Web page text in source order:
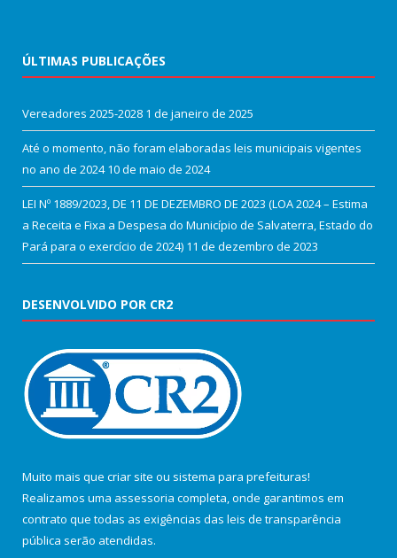
ÚLTIMAS PUBLICAÇÕES
Vereadores 2025-2028 1 de janeiro de 2025
Até o momento, não foram elaboradas leis municipais vigentes
no ano de 2024 10 de maio de 2024
LEI Nº 1889/2023, DE 11 DE DEZEMBRO DE 2023 (LOA 2024 – Estima
a Receita e Fixa a Despesa do Município de Salvaterra, Estado do
Pará para o exercício de 2024) 11 de dezembro de 2023
DESENVOLVIDO POR CR2
Muito mais que criar site ou sistema para prefeituras!
Realizamos uma assessoria completa, onde garantimos em
contrato que todas as exigências das leis de transparência
pública serão atendidas.